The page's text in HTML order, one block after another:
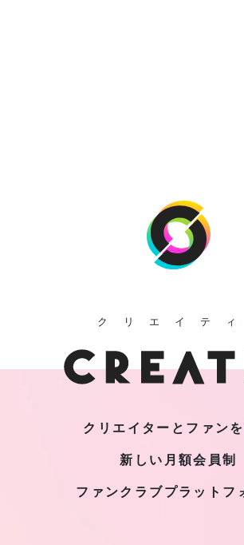
クリエイテ
クリエイターとファン
新しい月額会員制
ファンクラブプラットフ